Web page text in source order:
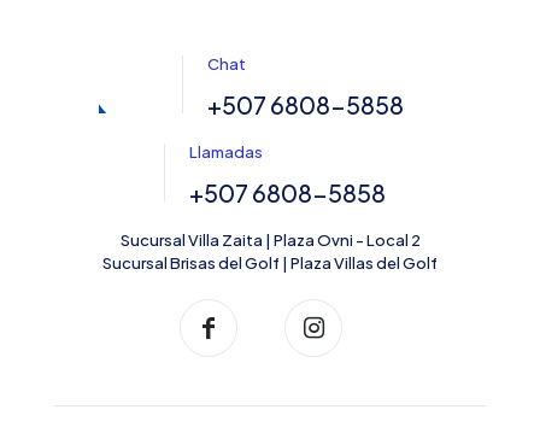
Chat
+507 6808-5858
Llamadas
+507 6808-5858
Sucursal Villa Zaita | Plaza Ovni - Local 2
Sucursal Brisas del Golf | Plaza Villas del Golf